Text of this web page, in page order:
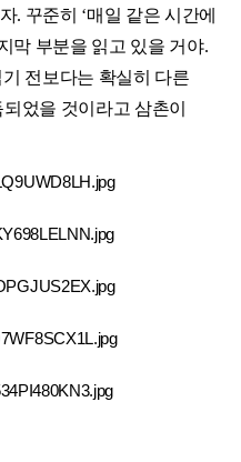
. 꾸준히 ‘매일 같은 시간에
막 부분을 읽고 있을 거야.
전보다는 확실히 다른
었을 것이라고 삼촌이